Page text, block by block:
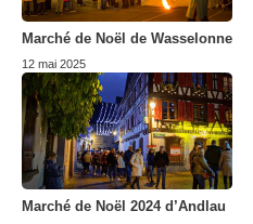
Marché de Noël de Wasselonne
12 mai 2025
Marché de Noël 2024 d’Andlau